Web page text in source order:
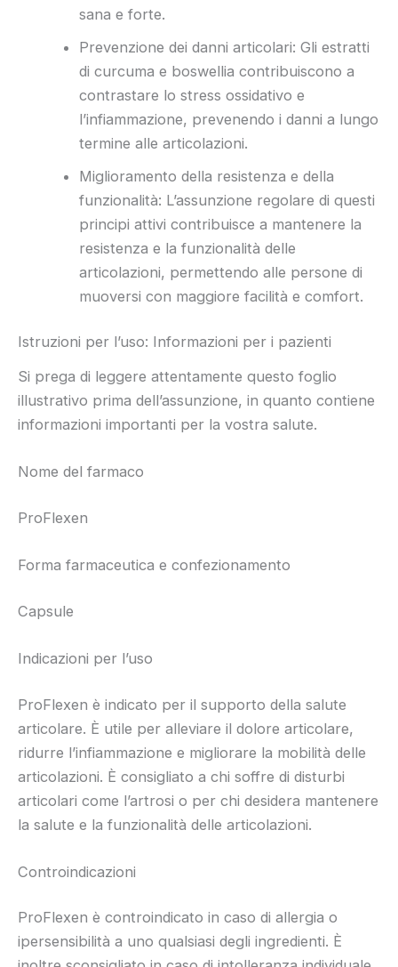
sana e forte.
Prevenzione dei danni articolari: Gli estratti
di curcuma e boswellia contribuiscono a
contrastare lo stress ossidativo e
l’infiammazione, prevenendo i danni a lungo
termine alle articolazioni.
Miglioramento della resistenza e della
funzionalità: L’assunzione regolare di questi
principi attivi contribuisce a mantenere la
resistenza e la funzionalità delle
articolazioni, permettendo alle persone di
muoversi con maggiore facilità e comfort.
Istruzioni per l’uso: Informazioni per i pazienti
Si prega di leggere attentamente questo foglio
illustrativo prima dell’assunzione, in quanto contiene
informazioni importanti per la vostra salute.
Nome del farmaco
ProFlexen
Forma farmaceutica e confezionamento
Capsule
Indicazioni per l’uso
ProFlexen è indicato per il supporto della salute
articolare. È utile per alleviare il dolore articolare,
ridurre l’infiammazione e migliorare la mobilità delle
articolazioni. È consigliato a chi soffre di disturbi
articolari come l’artrosi o per chi desidera mantenere
la salute e la funzionalità delle articolazioni.
Controindicazioni
ProFlexen è controindicato in caso di allergia o
ipersensibilità a uno qualsiasi degli ingredienti. È